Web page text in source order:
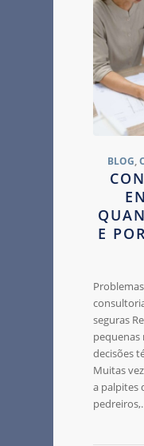
BLOG ,
E
seguras
pequenas
decisões
Muitas
a palpites